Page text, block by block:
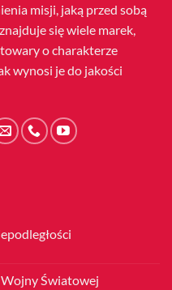
misji, jaką przed sobą
się wiele marek,
o charakterze
wynosi je do jakości
Światowej